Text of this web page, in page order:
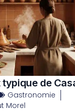
typique de
Gastronomie
Morel